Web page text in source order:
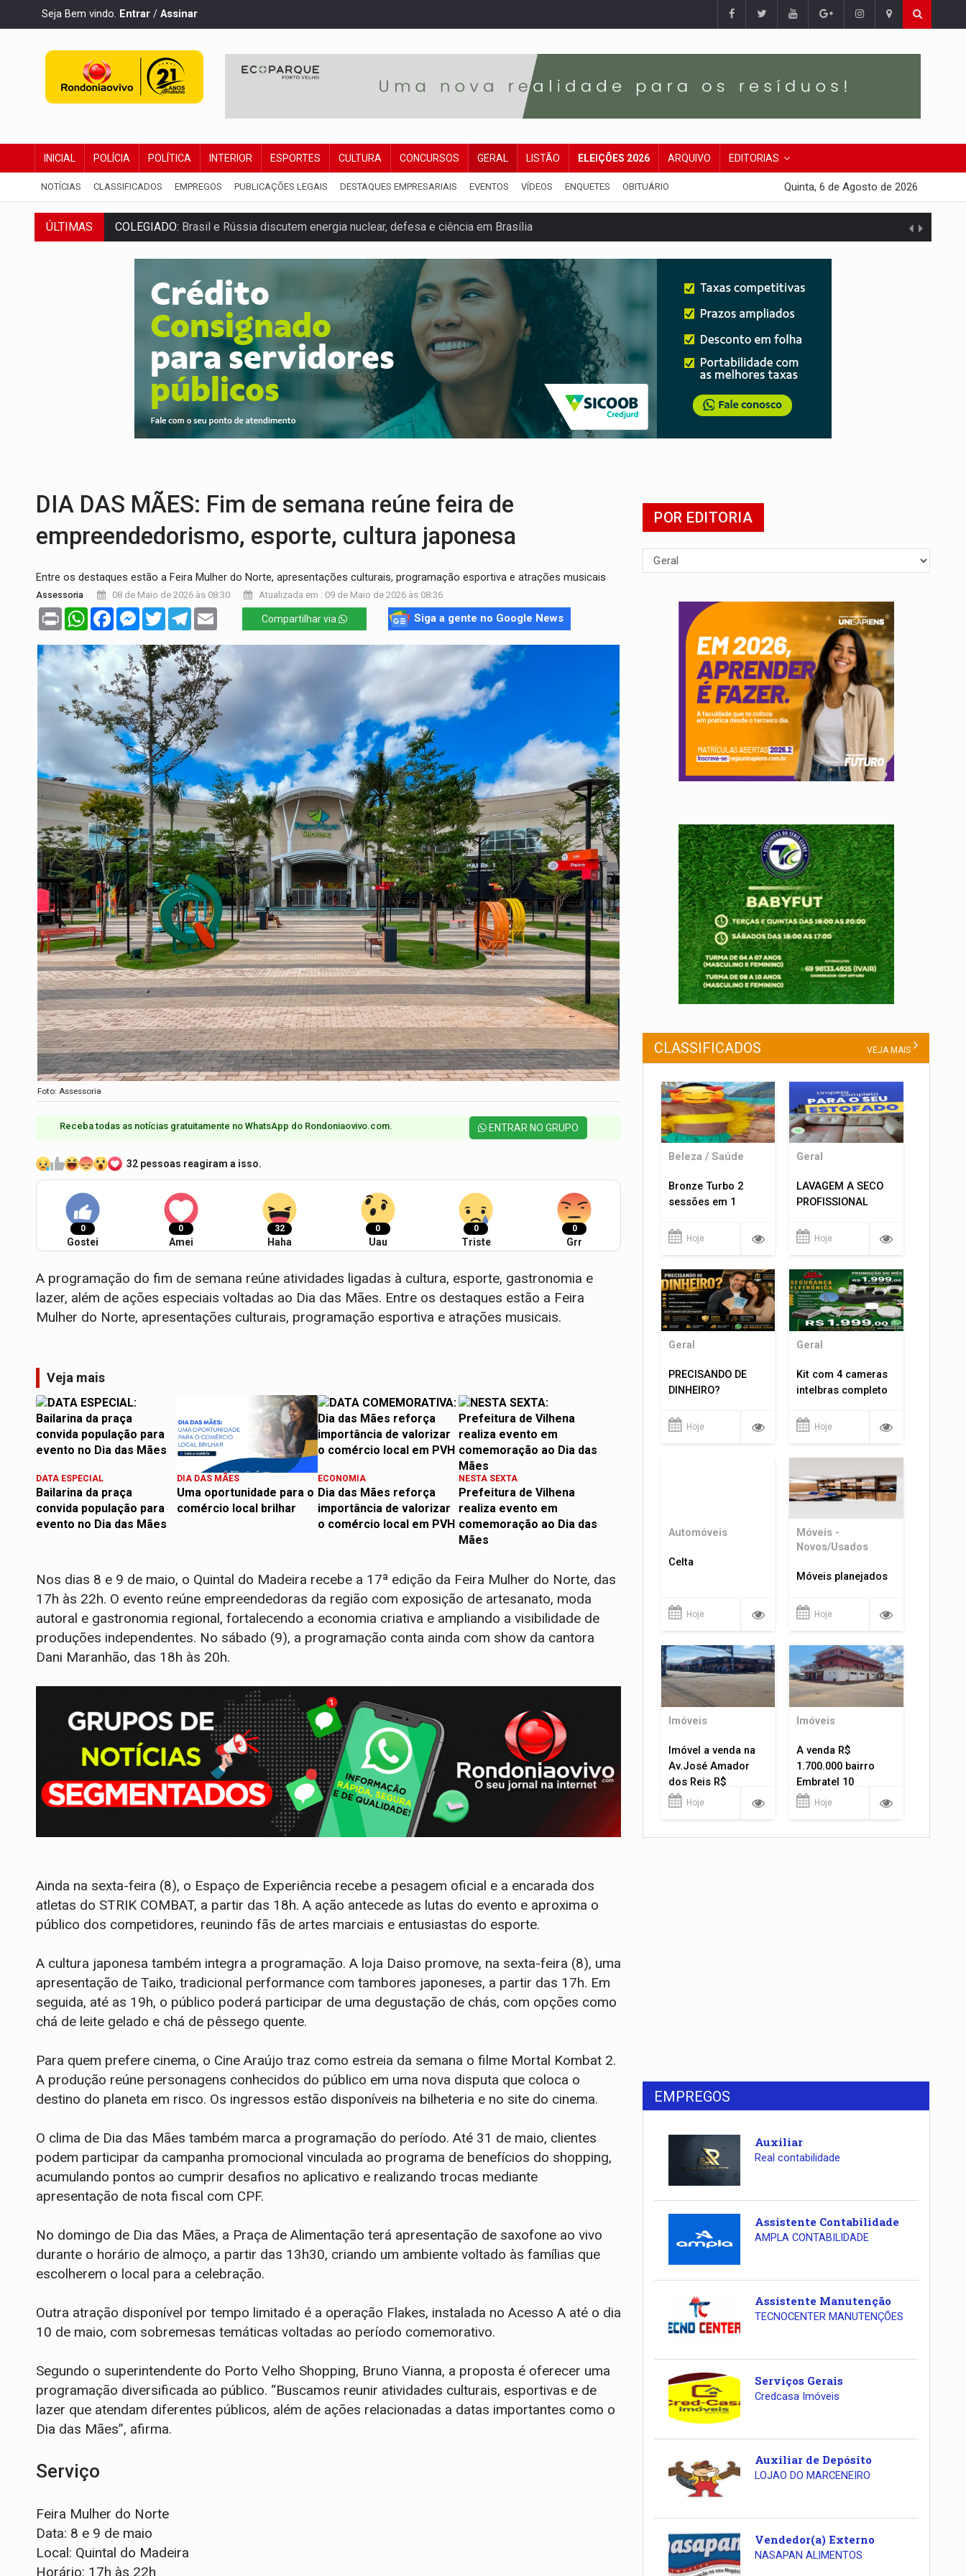
Seja Bem vindo. Entrar / Assinar
INICIAL POLÍCIA POLÍTICA INTERIOR ESPORTES CULTURA CONCURSOS GERAL LISTÃO ELEIÇÕES 2026 ARQUIVO EDITORIAS
NOTÍCIAS CLASSIFICADOS EMPREGOS PUBLICAÇÕES LEGAIS DESTAQUES EMPRESARIAIS EVENTOS VÍDEOS ENQUETES OBITUÁRIO Quinta, 6 de Agosto de 2026
ÚLTIMAS COLEGIADO: Brasil e Rússia discutem energia nuclear, defesa e ciência em Brasília
URGENTE:Colisão entre caminhão e carro deixa quatro mortos e um em estado grave na BR
ENCONTRO:Amazônia Negra ganha projeção nacional com participação de Marcela Bonfim
PREVISÃO: Porto Velho tem chances de chuvas isoladas nesta sexta-feira (7)
SINDICATOS UNIDOS:Assembleia Geral delibera greve da educação municipal em Porto Velho
PROCESSO SELETIVO:Rondoniaovivo abre oficina de Comunicação com oportunidade de integrar equipe
AGOSTO LILÁS:MPRO lança de portal e promove reflexão sobre trajetória da Lei Maria da Penha
REGULARIZAÇÃO: Refis 2026 segue até o fim do ano para regularização de débitos
DIA DAS MÃES: Fim de semana reúne feira de
empreendedorismo, esporte, cultura japonesa
Entre os destaques estão a Feira Mulher do Norte, apresentações culturais, programação esportiva e atrações musicais
Assessoria 08 de Maio de 2026 às 08:30 Atualizada em : 09 de Maio de 2026 às 08:36
Print WhatsAppFacebookMessenger
TwitterTelegram Compartilhar via Siga a gente no Google News
Foto: Assessoria
Receba todas as notícias gratuitamente no WhatsApp do Rondoniaovivo.com.​ ENTRAR NO GRUPO
32 pessoas reagiram a isso.
0
Gostei
0
Amei
32
Haha
0
Uau
0
Triste
0
Grr
A programação do fim de semana reúne atividades ligadas à cultura, esporte, gastronomia e
lazer, além de ações especiais voltadas ao Dia das Mães. Entre os destaques estão a Feira
Mulher do Norte, apresentações culturais, programação esportiva e atrações musicais.
Veja mais
DATA ESPECIAL
Bailarina da praça
convida população para
evento no Dia das Mães
DIA DAS MÃES
Uma oportunidade para o
comércio local brilhar
ECONOMIA
Dia das Mães reforça
importância de valorizar
o comércio local em PVH
NESTA SEXTA
Prefeitura de Vilhena
realiza evento em
comemoração ao Dia das
Mães
Nos dias 8 e 9 de maio, o Quintal do Madeira recebe a 17ª edição da Feira Mulher do Norte, das
17h às 22h. O evento reúne empreendedoras da região com exposição de artesanato, moda
autoral e gastronomia regional, fortalecendo a economia criativa e ampliando a visibilidade de
produções independentes. No sábado (9), a programação conta ainda com show da cantora
Dani Maranhão, das 18h às 20h.
Ainda na sexta-feira (8), o Espaço de Experiência recebe a pesagem oficial e a encarada dos
atletas do STRIK COMBAT, a partir das 18h. A ação antecede as lutas do evento e aproxima o
público dos competidores, reunindo fãs de artes marciais e entusiastas do esporte.
A cultura japonesa também integra a programação. A loja Daiso promove, na sexta-feira (8), uma
apresentação de Taiko, tradicional performance com tambores japoneses, a partir das 17h. Em
seguida, até as 19h, o público poderá participar de uma degustação de chás, com opções como
chá de leite gelado e chá de pêssego quente.
Para quem prefere cinema, o Cine Araújo traz como estreia da semana o filme Mortal Kombat 2.
A produção reúne personagens conhecidos do público em uma nova disputa que coloca o
destino do planeta em risco. Os ingressos estão disponíveis na bilheteria e no site do cinema.
O clima de Dia das Mães também marca a programação do período. Até 31 de maio, clientes
podem participar da campanha promocional vinculada ao programa de benefícios do shopping,
acumulando pontos ao cumprir desafios no aplicativo e realizando trocas mediante
apresentação de nota fiscal com CPF.
No domingo de Dia das Mães, a Praça de Alimentação terá apresentação de saxofone ao vivo
durante o horário de almoço, a partir das 13h30, criando um ambiente voltado às famílias que
escolherem o local para a celebração.
Outra atração disponível por tempo limitado é a operação Flakes, instalada no Acesso A até o dia
10 de maio, com sobremesas temáticas voltadas ao período comemorativo.
Segundo o superintendente do Porto Velho Shopping, Bruno Vianna, a proposta é oferecer uma
programação diversificada ao público. “Buscamos reunir atividades culturais, esportivas e de
lazer que atendam diferentes públicos, além de ações relacionadas a datas importantes como o
Dia das Mães”, afirma.
Serviço
Feira Mulher do Norte
Data: 8 e 9 de maio
Local: Quintal do Madeira
Horário: 17h às 22h
POR EDITORIA
CLASSIFICADOS VEJA MAIS
Beleza / Saúde
Bronze Turbo 2
sessões em 1
Hoje
Geral
LAVAGEM A SECO
PROFISSIONAL
Hoje
Geral
PRECISANDO DE
DINHEIRO?
Hoje
Geral
Kit com 4 cameras
intelbras completo
Hoje
Automóveis
Celta
Hoje
Móveis -
Novos/Usados
Móveis planejados
Hoje
Imóveis
Imóvel a venda na
Av.José Amador
dos Reis R$
1.400.000
Hoje
Imóveis
A venda R$
1.700.000 bairro
Embratel 10
apartamentos!
Hoje
EMPREGOS
Auxiliar
Real contabilidade
Assistente Contabilidade
AMPLA CONTABILIDADE
Assistente Manutenção
TECNOCENTER MANUTENÇÕES
Serviços Gerais
Credcasa Imóveis
Auxiliar de Depósito
LOJAO DO MARCENEIRO
Vendedor(a) Externo
NASAPAN ALIMENTOS